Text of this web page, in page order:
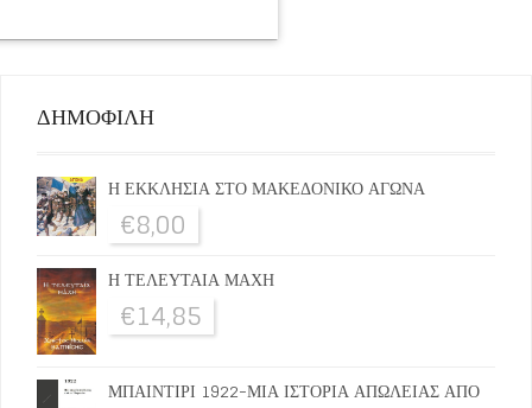
ΔΗΜΟΦΙΛΗ
Η ΕΚΚΛΗΣΙΑ ΣΤΟ ΜΑΚΕΔΟΝΙΚΟ ΑΓΩΝΑ
€8,00
Η ΤΕΛΕΥΤΑΙΑ ΜΑΧΗ
€14,85
ΜΠΑΙΝΤΙΡΙ 1922-ΜΙΑ ΙΣΤΟΡΙΑ ΑΠΩΛΕΙΑΣ ΑΠΟ